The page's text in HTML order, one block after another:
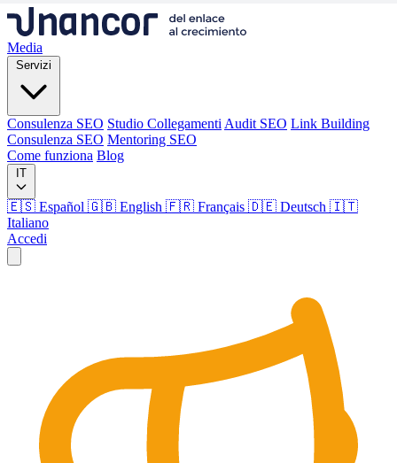
Media
Servizi
Consulenza SEO Studio Collegamenti Audit SEO Link Building
Consulenza SEO Mentoring SEO
Come funziona Blog
IT
🇪🇸 Español 🇬🇧 English 🇫🇷 Français 🇩🇪 Deutsch 🇮🇹
Italiano
Accedi
Studio CollegamentiAudit SEO
Link Building
Consulenza SEO
Come funziona
Lingua
🇪🇸 ES
🇬🇧 EN 🇫🇷 FR 🇩🇪 DE